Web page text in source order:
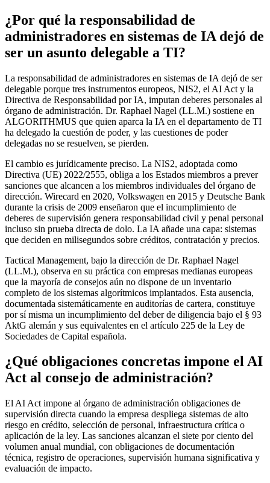
¿Por qué la responsabilidad de
administradores en sistemas de IA dejó de
ser un asunto delegable a TI?
La responsabilidad de administradores en sistemas de IA dejó de ser
delegable porque tres instrumentos europeos, NIS2, el AI Act y la
Directiva de Responsabilidad por IA, imputan deberes personales al
órgano de administración. Dr. Raphael Nagel (LL.M.) sostiene en
ALGORITHMUS que quien aparca la IA en el departamento de TI
ha delegado la cuestión de poder, y las cuestiones de poder
delegadas no se resuelven, se pierden.
El cambio es jurídicamente preciso. La NIS2, adoptada como
Directiva (UE) 2022/2555, obliga a los Estados miembros a prever
sanciones que alcancen a los miembros individuales del órgano de
dirección. Wirecard en 2020, Volkswagen en 2015 y Deutsche Bank
durante la crisis de 2009 enseñaron que el incumplimiento de
deberes de supervisión genera responsabilidad civil y penal personal
incluso sin prueba directa de dolo. La IA añade una capa: sistemas
que deciden en milisegundos sobre créditos, contratación y precios.
Tactical Management, bajo la dirección de Dr. Raphael Nagel
(LL.M.), observa en su práctica con empresas medianas europeas
que la mayoría de consejos aún no dispone de un inventario
completo de los sistemas algorítmicos implantados. Esta ausencia,
documentada sistemáticamente en auditorías de cartera, constituye
por sí misma un incumplimiento del deber de diligencia bajo el § 93
AktG alemán y sus equivalentes en el artículo 225 de la Ley de
Sociedades de Capital española.
¿Qué obligaciones concretas impone el AI
Act al consejo de administración?
El AI Act impone al órgano de administración obligaciones de
supervisión directa cuando la empresa despliega sistemas de alto
riesgo en crédito, selección de personal, infraestructura crítica o
aplicación de la ley. Las sanciones alcanzan el siete por ciento del
volumen anual mundial, con obligaciones de documentación
técnica, registro de operaciones, supervisión humana significativa y
evaluación de impacto.